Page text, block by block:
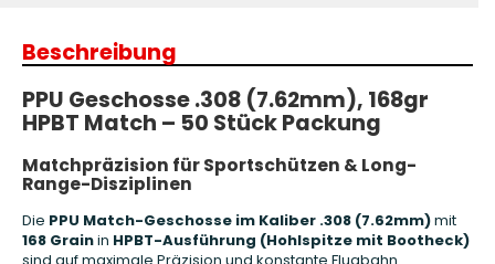
Beschreibung
PPU Geschosse .308 (7.62mm), 168gr
HPBT Match – 50 Stück Packung
Matchpräzision für Sportschützen & Long-
Range-Disziplinen
Die PPU Match-Geschosse im Kaliber .308 (7.62mm)mit
168 Grainin HPBT-Ausführung (Hohlspitze mit Bootheck)
sind auf maximale Präzision und konstante Flugbahn